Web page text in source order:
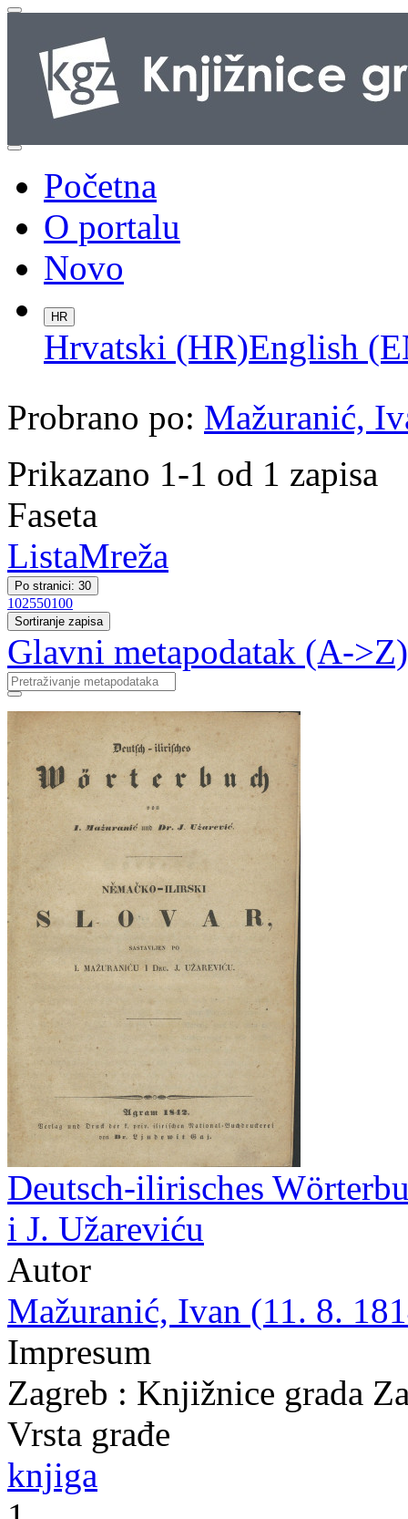
Početna
O portalu
Novo
HR
Hrvatski (HR)English
Probrano po: Mažuranić,
Prikazano 1-1 od 1 zapisa
Faseta
ListaMreža
Po stranici: 30
102550100
Sortiranje zapisa
Glavni metapodatak (A->Z)
Deutsch-ilirisches
i J. Užareviću
Autor
Mažuranić, Ivan (11. 8.
Impresum
Zagreb : Knjižnice grada
Vrsta građe
knjiga